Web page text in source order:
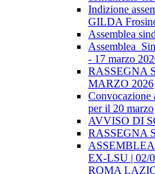
Indizione
GILDA
Assemblea
- 17 marzo
RASSEGNA
MARZO 2026
Convocazione
per il 20 marzo
AVVISO DI
RASSEGNA
EX-LSU | 02/
ROMA